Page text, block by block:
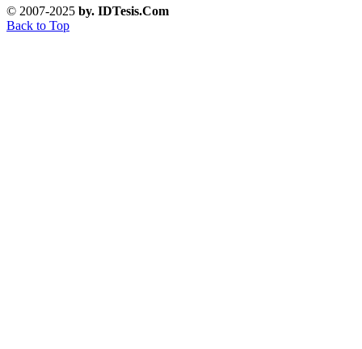
© 2007-2025 by. IDTesis.Com
Back to Top